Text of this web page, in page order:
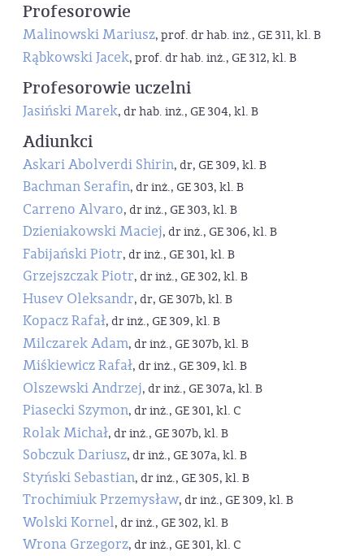
Profesorowie
Malinowski Mariusz, prof. dr hab. inż., GE 311, kl. B
Rąbkowski Jacek, prof. dr hab. inż., GE 312, kl. B
Profesorowie uczelni
Jasiński Marek, dr hab. inż., GE 304, kl. B
Adiunkci
Askari Abolverdi Shirin, dr, GE 309, kl. B
Bachman Serafin, dr inż., GE 303, kl. B
Carreno Alvaro, dr inż., GE 303, kl. B
Dzieniakowski Maciej, dr inż., GE 306, kl. B
Fabijański Piotr, dr inż., GE 301, kl. B
Grzejszczak Piotr, dr inż., GE 302, kl. B
Husev Oleksandr, dr, GE 307b, kl. B
Kopacz Rafał, dr inż., GE 309, kl. B
Milczarek Adam, dr inż., GE 307b, kl. B
Miśkiewicz Rafał, dr inż., GE 309, kl. B
Olszewski Andrzej, dr inż., GE 307a, kl. B
Piasecki Szymon, dr inż., GE 301, kl. C
Rolak Michał, dr inż., GE 307b, kl. B
Sobczuk Dariusz, dr inż., GE 307a, kl. B
Styński Sebastian, dr inż., GE 305, kl. B
Trochimiuk Przemysław, dr inż., GE 309, kl. B
Wolski Kornel, dr inż., GE 302, kl. B
Wrona Grzegorz, dr inż., GE 301, kl. C